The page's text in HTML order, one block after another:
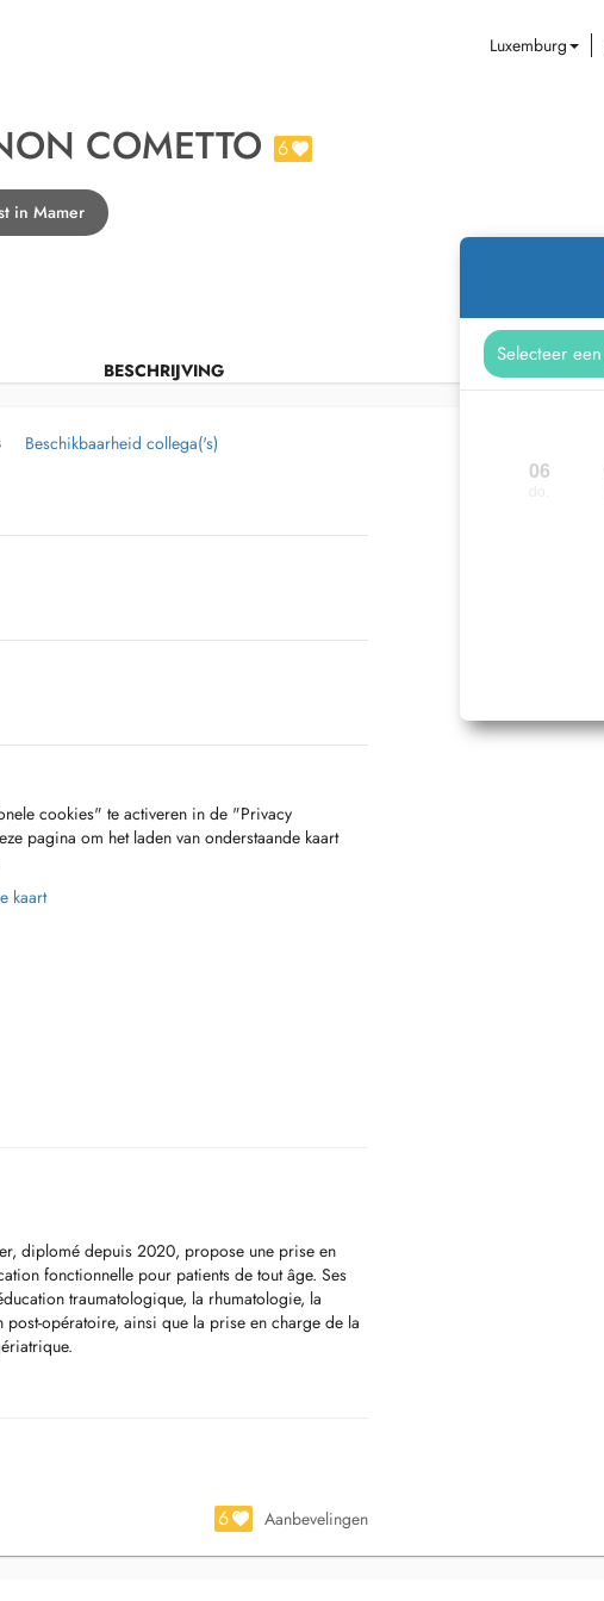
Luxemburg
COMETTO 6
in Mamer
BESCHRIJVING
06
Beschikbaarheid collega('s)
cookies" te activeren in de "Privacy
pagina om het laden van onderstaande kaart
kaart
diplomé depuis 2020, propose une prise en
fonctionnelle pour patients de tout âge. Ses
traumatologique, la rhumatologie, la
opératoire, ainsi que la prise en charge de la
manuel, le massage manuel, le stretching,
sengage à offrir des traitements adaptés, précis
6 Aanbevelingen